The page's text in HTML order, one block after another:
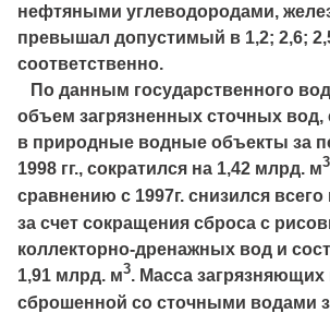
нефтяными углеводородами,
превышал допустимый в 1,2; 2,6;
соответственно.
По данным государственного
объем загрязненных сточных
в природные водные объекты за
1998 гг., сократился на 1,42 млрд. м3
сравнению с 1997г. снизился
за счет сокращения сброса с
коллекторно-дренажных вод и
1,91 млрд. м3. Масса загрязняющих
сброшенной со сточными водами